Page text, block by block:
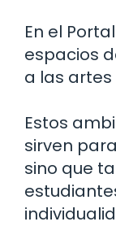
En el
espacios
a las
Estos
sirven
sino que